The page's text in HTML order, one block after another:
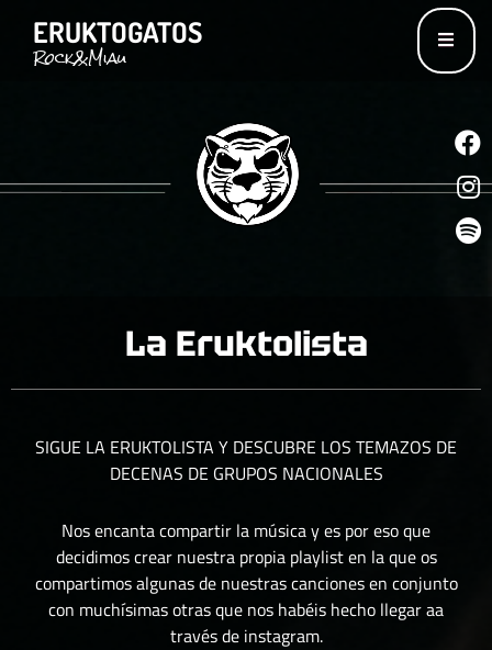
ERUKTOGATOS
Rock&Miau
La Eruktolista
SIGUE LA ERUKTOLISTA Y DESCUBRE LOS TEMAZOS DE
DECENAS DE GRUPOS NACIONALES
Nos encanta compartir la música y es por eso que
decidimos crear nuestra propia playlist en la que os
compartimos algunas de nuestras canciones en conjunto
con muchísimas otras que nos habéis hecho llegar aa
través de instagram.